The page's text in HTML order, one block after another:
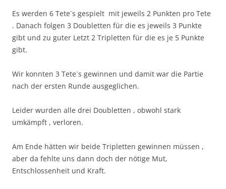
Es werden 6 Tete´s gespielt mit jeweils 2 Punkten pro Tete
. Danach folgen 3 Doubletten für die es jeweils 3 Punkte
gibt und zu guter Letzt 2 Tripletten für die es je 5 Punkte
gibt.
Wir konnten 3 Tete´s gewinnen und damit war die Partie
nach der ersten Runde ausgeglichen.
Leider wurden alle drei Doubletten , obwohl stark
umkämpft , verloren.
Am Ende hätten wir beide Tripletten gewinnen müssen ,
aber da fehlte uns dann doch der nötige Mut,
Entschlossenheit und Kraft.